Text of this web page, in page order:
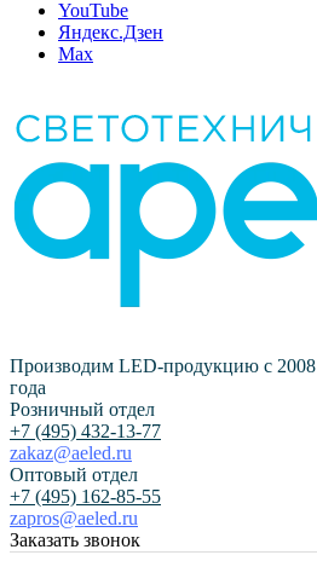
YouTube
Яндекс.Дзен
Max
Производим LED-продукцию с 2008
года
Розничный отдел
+7 (495) 432-13-77
zakaz@aeled.ru
Оптовый отдел
+7 (495) 162-85-55
zapros@aeled.ru
Заказать звонок